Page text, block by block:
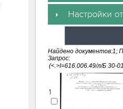
Настройки
Найдено документов:1;
Запрос:
1